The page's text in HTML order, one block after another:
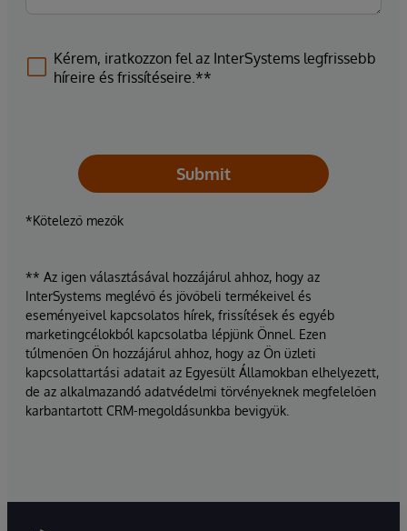
Kérem, iratkozzon fel az InterSystems legfrissebb
híreire és frissítéseire.**
Submit
*Kötelező mezők
** Az igen választásával hozzájárul ahhoz, hogy az
InterSystems meglévő és jövőbeli termékeivel és
eseményeivel kapcsolatos hírek, frissítések és egyéb
marketingcélokból kapcsolatba lépjünk Önnel. Ezen
túlmenően Ön hozzájárul ahhoz, hogy az Ön üzleti
kapcsolattartási adatait az Egyesült Államokban elhelyezett,
de az alkalmazandó adatvédelmi törvényeknek megfelelően
karbantartott CRM-megoldásunkba bevigyük.